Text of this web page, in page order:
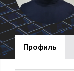
Профиль